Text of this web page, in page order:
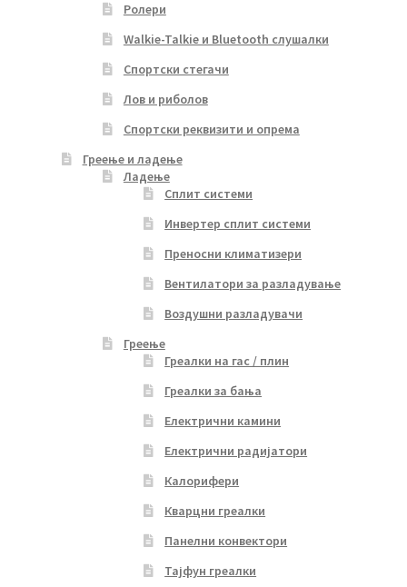
Ролери
Walkie-Talkie и Bluetooth слушалки
Спортски стегачи
Лов и риболов
Спортски реквизити и опрема
Греење и ладење
Ладење
Сплит системи
Инвертер сплит системи
Преносни климатизери
Вентилатори за разладување
Воздушни разладувачи
Греење
Греалки на гас / плин
Греалки за бања
Електрични камини
Електрични радијатори
Калорифери
Кварцни греалки
Панелни конвектори
Тајфун греалки